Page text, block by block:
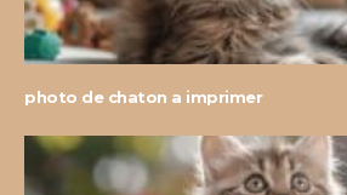
photo de chaton a imprimer